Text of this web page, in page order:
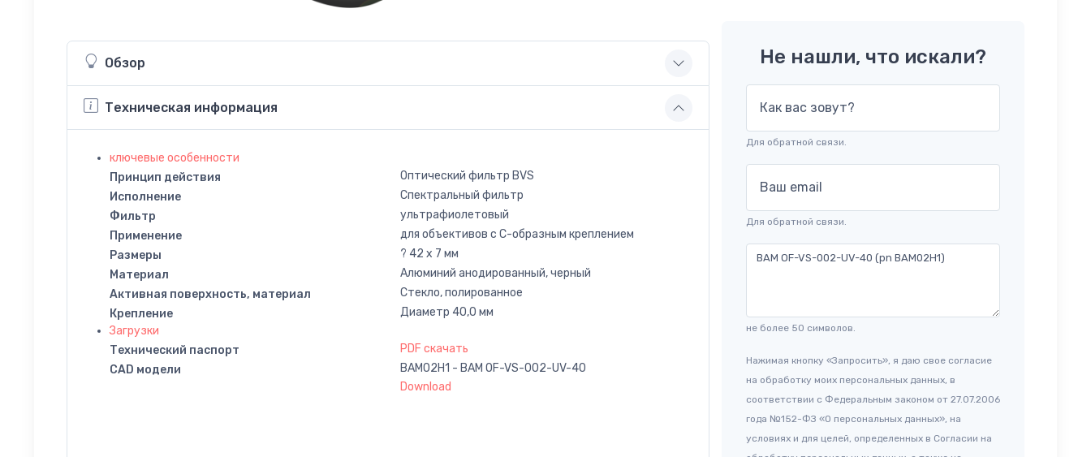
Обзор
Техническая информация
ключевые особенности
Принцип действия
Оптический фильтр BVS
Исполнение
Спектральный фильтр
Фильтр
ультрафиолетовый
Применение
для объективов с C-образным креплением
Размеры
? 42 x 7 мм
Материал
Алюминий анодированный, черный
Активная поверхность, материал
Стекло, полированное
Крепление
Диаметр 40,0 мм
Загрузки
Технический паспорт
PDF скачать
CAD модели
BAM02H1 - BAM OF-VS-002-UV-40
Download
Не нашли, что искали?
Как вас зовут?
Для обратной связи.
Ваш email
Для обратной связи.
не более 50 символов.
Нажимая кнопку «Запросить», я даю свое согласие
на обработку моих персональных данных, в
соответствии с Федеральным законом от 27.07.2006
года №152-ФЗ «О персональных данных», на
условиях и для целей, определенных в Согласии на